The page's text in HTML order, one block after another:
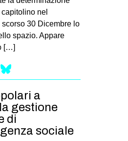
ARTE
CINEMA
MANIFESTI
MUSICA
AFRICA
AMERICHE
nel
30 Dicembre lo
spazio. Appare
[…]
Facebook
a
gestione
di
sociale